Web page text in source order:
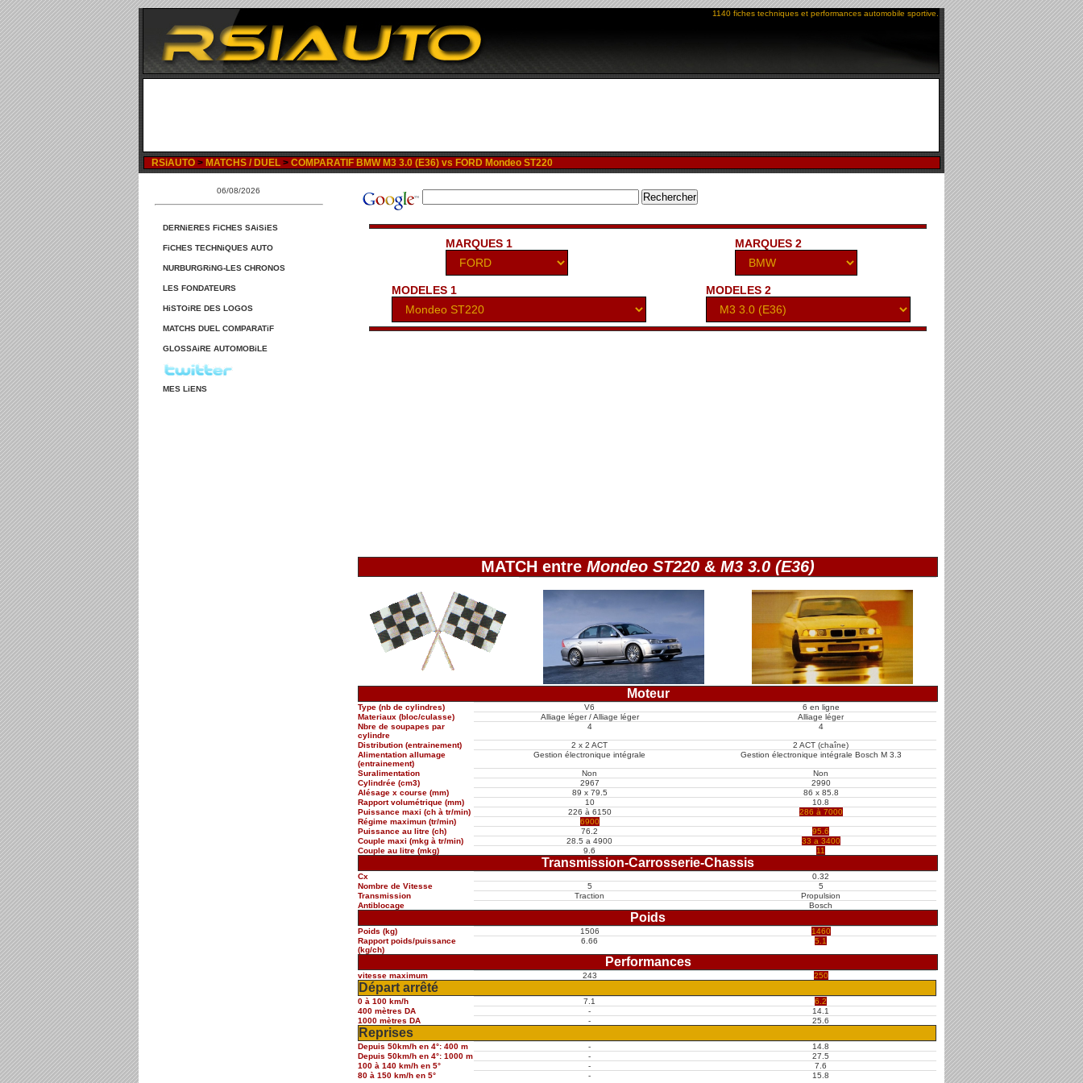
1140 fiches techniques et performances automobile sportive.
RSiAUTO > MATCHS / DUEL > COMPARATIF BMW M3 3.0 (E36) vs FORD Mondeo ST220
MARQUES 1 MARQUES 2
MODELES 1 MODELES 2
MATCH entre Mondeo ST220 & M3 3.0 (E36)
Moteur
Type (nb de cylindres) V6
6 en ligne
Materiaux (bloc/culasse)
Alliage léger / Alliage léger
Alliage léger
Nbre de soupapes par
cylindre
4 4
Distribution (entrainement) 2 x 2 ACT
2 ACT (chaîne)
Alimentation allumage
(entrainement)
Gestion électronique intégrale Gestion électronique intégrale Bosch M 3.3
Suralimentation Non
Non
Cylindrée (cm3)
2967
2990
Alésage x course (mm)
89 x 79.5
86 x 85.8
Rapport volumétrique (mm)
10
10.8
Puissance maxi (ch à tr/min)
226 à 6150
286 à 7000
Régime maximun (tr/min)
6900
Puissance au litre (ch)
76.2
95.6
Couple maxi (mkg à tr/min)
28.5 a 4900
33 a 3400
Couple au litre (mkg)
9.6 11
Transmission-Carrosserie-Chassis
Cx
0.32
Nombre de Vitesse
5
5
Transmission
Traction
Propulsion
Antiblocage
Bosch
Poids
Poids (kg) 1506
1460
Rapport poids/puissance
(kg/ch)
6.66 5.1
Performances
vitesse maximum 243 250
Départ arrêté
0 à 100 km/h 7.1
6.2
400 mètres DA
-
14.1
1000 mètres DA
- 25.6
Reprises
Depuis 50km/h en 4°: 400 m -
14.8
Depuis 50km/h en 4°: 1000 m
-
27.5
100 à 140 km/h en 5°
-
7.6
80 à 150 km/h en 5°
- 15.8
06/08/2026
DERNiERES FiCHES SAiSiES
FiCHES TECHNiQUES AUTO
NURBURGRiNG-LES CHRONOS
LES FONDATEURS
HiSTOiRE DES LOGOS
MATCHS DUEL COMPARATiF
GLOSSAiRE AUTOMOBiLE
MES LiENS